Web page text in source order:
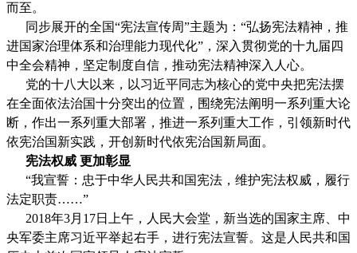
而至。
同步展开的全国“宪法宣传周”主题为：“弘扬宪法精神，推
进国家治理体系和治理能力现代化”，深入贯彻党的十九届四
中全会精神，坚定制度自信，推动宪法精神深入人心。
党的十八大以来，以习近平同志为核心的党中央把宪法摆
在全面依法治国十分突出的位置，围绕宪法阐明一系列重大论
断，作出一系列重大部署，推进一系列重大工作，引领新时代
依宪治国新实践，开创新时代依宪治国新局面。
宪法权威 更加彰显
“我宣誓：忠于中华人民共和国宪法，维护宪法权威，履行
法定职责……”
2018年3月17日上午，人民大会堂，新当选的国家主席、中
央军委主席习近平举起右手，进行宪法宣誓。这是人民共和国